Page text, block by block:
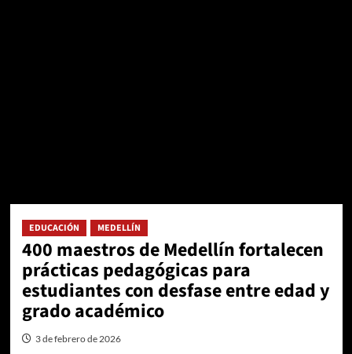
EDUCACIÓN MEDELLÍN
400 maestros de Medellín fortalecen
prácticas pedagógicas para
estudiantes con desfase entre edad y
grado académico
3 de febrero de 2026